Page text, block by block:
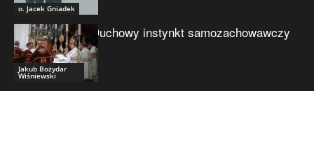
o. Jacek Gniadek
Jakub Bożydar
Wiśniewski
Duchowy instynkt samozachowawczy